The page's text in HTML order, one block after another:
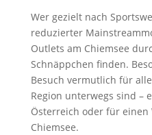
Wer gezielt nach
reduzierter
Outlets am Chiemsee
Schnäppchen finden.
Besuch vermutlich für
Region unterwegs sind –
Österreich oder für einen
Chiemsee.